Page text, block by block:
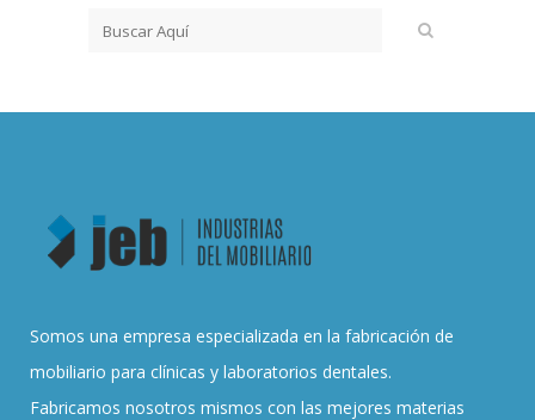
Somos una empresa especializada en la fabricación de
mobiliario para clínicas y laboratorios dentales.
Fabricamos nosotros mismos con las mejores materias